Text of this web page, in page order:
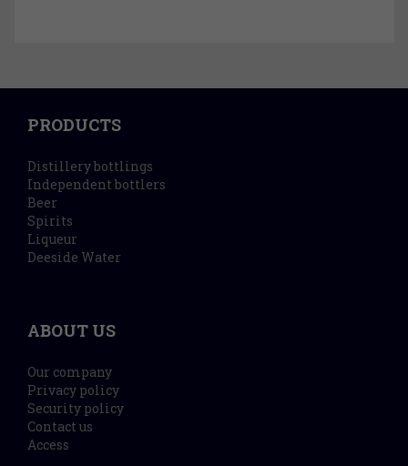
PRODUCTS
Distillery bottlings
Independent bottlers
Beer
Spirits
Liqueur
Deeside Water
ABOUT US
Our company
Privacy policy
Security policy
Contact us
Access